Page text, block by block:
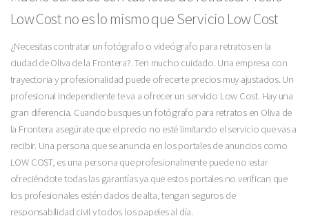
Low Cost no es lo mismo que Servicio Low Cost
¿Necesitas contratar un fotógrafo o videógrafo para retratos en la
ciudad de Oliva de la Frontera?. Ten mucho cuidado. Una empresa con
trayectoria y profesionalidad puede ofrecerte precios muy ajustados. Un
profesional independiente te va a ofrecer un servicio Low Cost. Hay una
gran diferencia. Cuando busques un fotógrafo para retratos en Oliva de
la Frontera asegúrate que el precio no esté limitando el servicio que vas a
recibir. Una persona que se anuncia en los portales de anuncios como
LOW COST, es una persona que profesionalmente puede no estar
ofreciéndote todas las garantías ya que estos portales no verifican que
los profesionales estén dados de alta, tengan seguros de
responsabilidad civil y todos los papeles al día.